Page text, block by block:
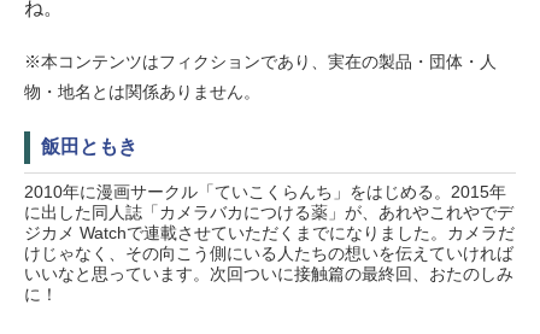
ね。
※本コンテンツはフィクションであり、実在の製品・団体・人
物・地名とは関係ありません。
飯田ともき
2010年に漫画サークル「ていこくらんち」をはじめる。2015年
に出した同人誌「カメラバカにつける薬」が、あれやこれやでデ
ジカメ Watchで連載させていただくまでになりました。カメラだ
けじゃなく、その向こう側にいる人たちの想いを伝えていければ
いいなと思っています。次回ついに接触篇の最終回、おたのしみ
に！